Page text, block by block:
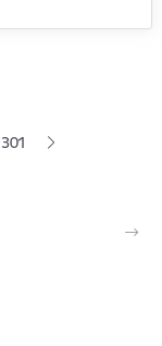
301